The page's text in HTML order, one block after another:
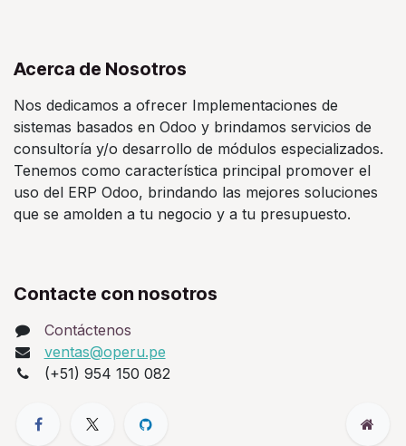
Acerca de Nosotros
Nos dedicamos a ofrecer Implementaciones de
sistemas basados en Odoo y brindamos servicios de
consultoría y/o desarrollo de módulos especializados.
Tenemos como característica principal promover el
uso del ERP Odoo, brindando las mejores soluciones
que se amolden a tu negocio y a tu presupuesto.
Contacte con nosotros
Contáctenos
ventas@operu.pe
(+51) 954 150 082